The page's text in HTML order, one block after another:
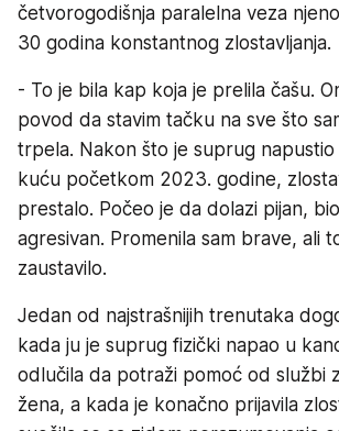
četvorogodišnja paralelna veza
30 godina konstantnog zlostavljanja.
- To je bila kap koja je prelila čašu.
povod da stavim tačku na sve što
trpela. Nakon što je suprug
kuću početkom 2023. godine,
prestalo. Počeo je da dolazi pijan,
agresivan. Promenila sam brave, ali
zaustavilo.
Jedan od najstrašnijih trenutaka
kada ju je suprug fizički napao u
odlučila da potraži pomoć od službi
žena, a kada je konačno prijavila